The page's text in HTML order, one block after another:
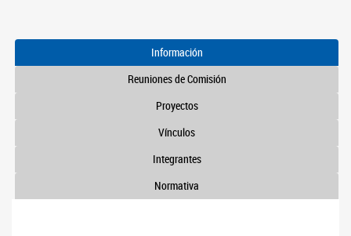
Información
Reuniones de Comisión
Proyectos
Vínculos
Integrantes
Normativa